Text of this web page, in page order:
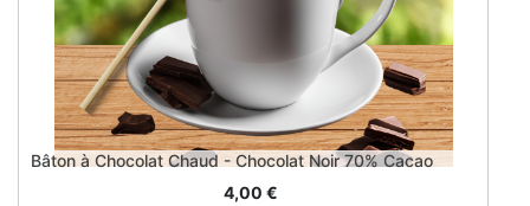
Bâton à Chocolat Chaud - Chocolat Noir 70% Cacao
4,00 €